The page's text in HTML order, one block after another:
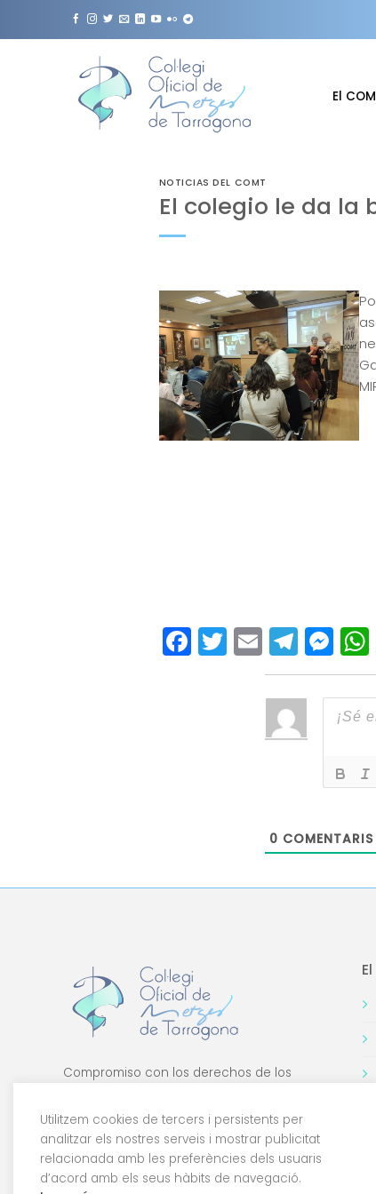
El
NOTICIAS DEL COMT
El colegio le da la
Facebook
Twitter
Email
0 COMENTARIS
Compromiso con los derechos de los
la tecnología.
Utilitzem cookies de tercers i persistents per
analitzar els nostres serveis i mostrar publicitat
relacionada amb les preferències dels usuaris
d’acord amb els seus hàbits de navegació.